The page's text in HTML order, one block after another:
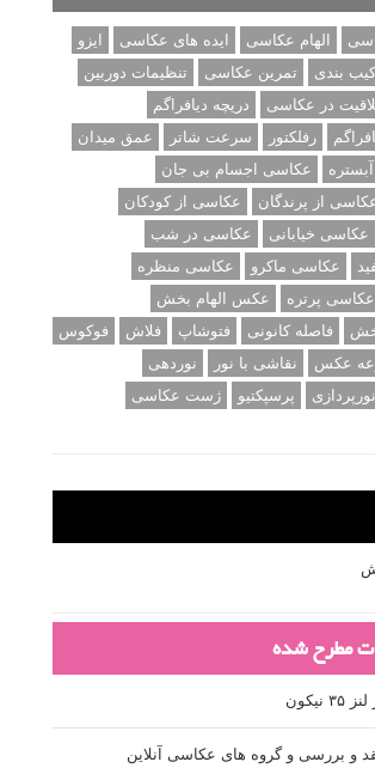
الهام عکاسی ایده های عکاسی
ایزو
بندی تمرین عکاسی
تنظیمات دوربین
در عکاسی
دریچه دیافراگم
رفلکتور سرعت شاتر
عمق میدان
عکاسی اجسام بی جان
از پرندگان
عکاسی از کودکان
عکاسی خیابانی
عکاسی در شب
عکاسی ماکرو
عکاسی منظره
عکاسی پرتره
عکس الهام بخش
فاصله کانونی فتوشاپ فلاش
فوکوس
عکس نقاشی با نور
نوردهی
نورپردازی پرسپکتیو ژست عکاسی
مطرح شده
و بررسی و گروه های عکاسی آنلاین